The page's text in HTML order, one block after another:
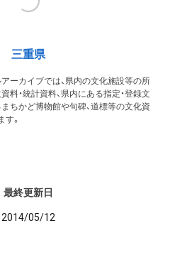
三重県
ーカイブでは、県内の文化施設等の所
料・統計資料、県内にある指定・登録文
ちかど博物館や句碑、道標等の文化資
。
最終更新日
2014/05/12